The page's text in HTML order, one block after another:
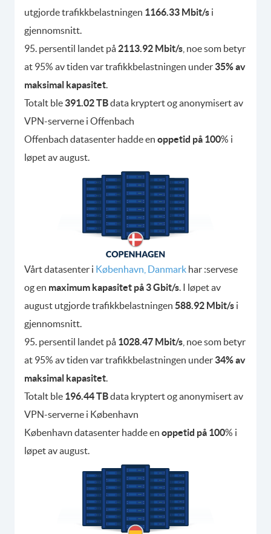
utgjorde trafikkbelastningen 1166.33 Mbit/s i
gjennomsnitt.
95. persentil landet på 2113.92 Mbit/s , noe som betyr
at 95% av tiden var trafikkbelastningen under 35% av
maksimal kapasitet.
Totalt ble 391.02 TBdata kryptert og anonymisert av
VPN-serverne i Offenbach
Offenbach datasenter hadde en oppetid på 100% i
løpet av august.
Vårt datasenter i København, Danmark har :servese
og en maximum kapasitet på 3 Gbit/s . I løpet av
august utgjorde trafikkbelastningen 588.92 Mbit/s i
gjennomsnitt.
95. persentil landet på 1028.47 Mbit/s , noe som betyr
at 95% av tiden var trafikkbelastningen under 34% av
maksimal kapasitet
Totalt ble 196.44 TBdata kryptert og anonymisert av
VPN-serverne i København
København datasenter hadde en oppetid på 100% i
løpet av august.